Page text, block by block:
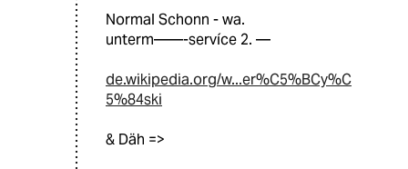
Normal Schonn - wa.
unterm——-servíce 2. —
de.wikipedia.org/w...er%C5%BCy%C
5%84ski
& Däh =>